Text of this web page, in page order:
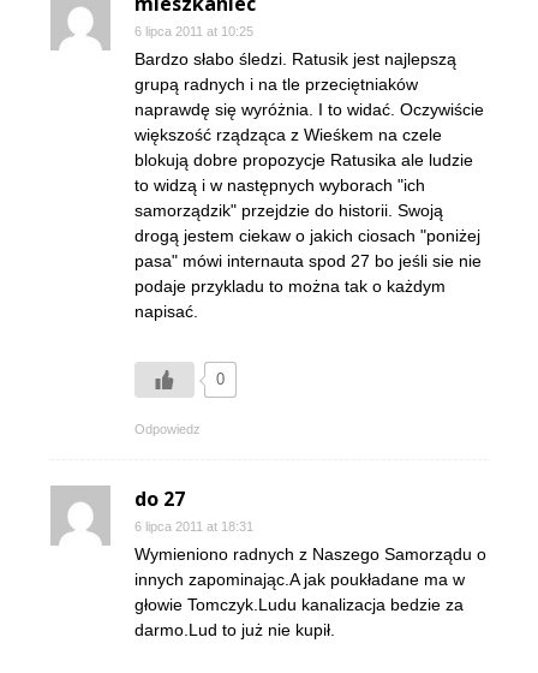
6 lipca 2011 at 10:25
Bardzo słabo śledzi. Ratusik jest najlepszą
grupą radnych i na tle przeciętniaków
naprawdę się wyróżnia. I to widać. Oczywiście
większość rządząca z Wieśkem na czele
blokują dobre propozycje Ratusika ale ludzie
to widzą i w następnych wyborach "ich
samorządzik" przejdzie do historii. Swoją
drogą jestem ciekaw o jakich ciosach "poniżej
pasa" mówi internauta spod 27 bo jeśli sie nie
podaje przykladu to można tak o każdym
napisać.
0
Odpowiedz
do 27
6 lipca 2011 at 18:31
Wymieniono radnych z Naszego Samorządu o
innych zapominając.A jak poukładane ma w
głowie Tomczyk.Ludu kanalizacja bedzie za
darmo.Lud to już nie kupił.